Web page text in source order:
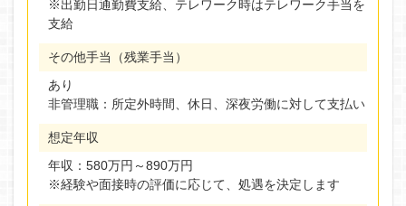
※出勤日通勤費支給、テレワーク時はテレワーク手当を
支給
その他手当（残業手当）
あり
非管理職：所定外時間、休日、深夜労働に対して支払い
想定年収
年収：580万円～890万円
※経験や面接時の評価に応じて、処遇を決定します